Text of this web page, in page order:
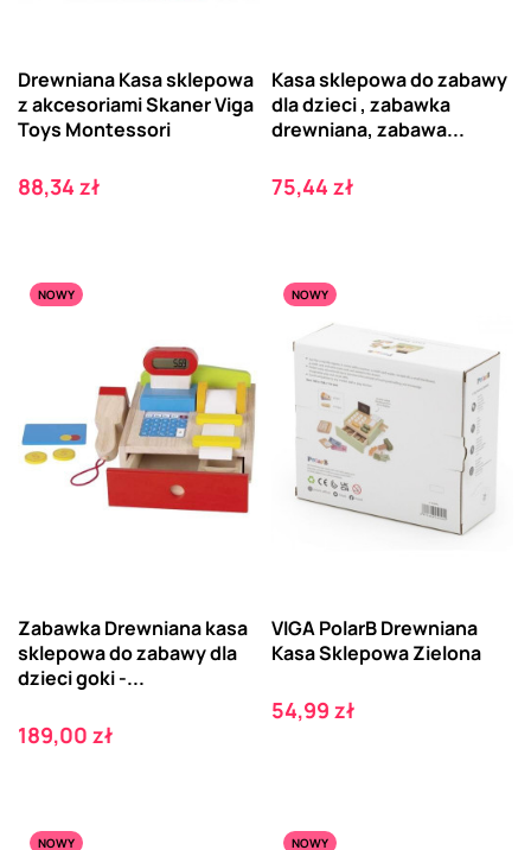
Drewniana Kasa sklepowa
z akcesoriami Skaner Viga
Toys Montessori
Cena
88,34 zł
Kasa sklepowa do zabawy
dla dzieci , zabawka
drewniana, zabawa...
Cena
75,44 zł
NOWY
Zabawka Drewniana kasa
sklepowa do zabawy dla
dzieci goki -...
Cena
189,00 zł
NOWY
VIGA PolarB Drewniana
Kasa Sklepowa Zielona
Cena
54,99 zł
NOWY
NOWY